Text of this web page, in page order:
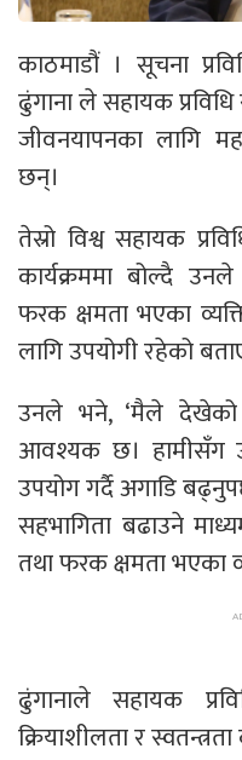
काठमाडौं । सूचना
ढुंगाना ले सहायक
जीवनयापनका लागि
छन्।
तेस्रो विश्व सहायक
कार्यक्रममा बोल्दै
फरक क्षमता भएका
लागि उपयोगी रहेको
उनले भने, ‘मैले देखेको
आवश्यक छ। हामीसँग
उपयोग गर्दै अगाडि
सहभागिता बढाउने
तथा फरक क्षमता भएका
ढुंगानाले सहायक
क्रियाशीलता र